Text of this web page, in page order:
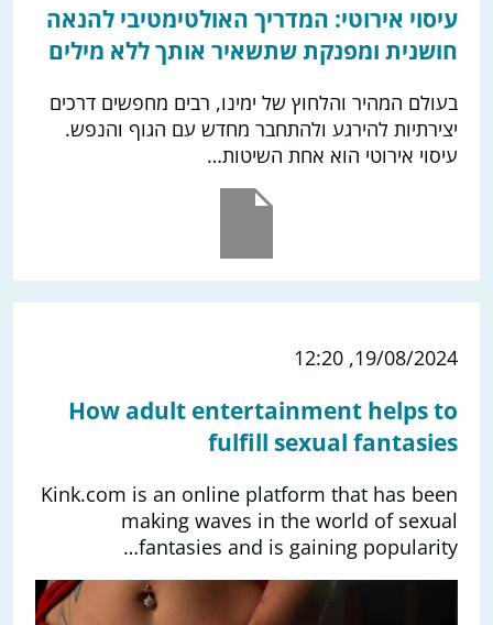
עיסוי אירוטי: המדריך האולטימטיבי להנאה
חושנית ומפנקת שתשאיר אותך ללא מילים
בעולם המהיר והלחוץ של ימינו, רבים מחפשים דרכים
יצירתיות להירגע ולהתחבר מחדש עם הגוף והנפש.
עיסוי אירוטי הוא אחת השיטות…
19/08/2024, 12:20
How adult entertainment helps to
fulfill sexual fantasies
Kink.com is an online platform that has been
making waves in the world of sexual
fantasies and is gaining popularity…